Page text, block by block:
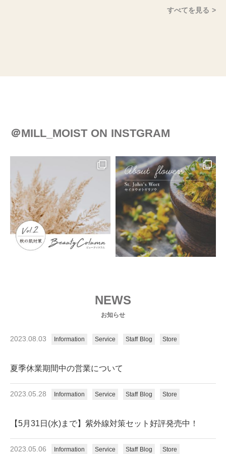
すべてを見る >
＠MILL_MOIST ON INSTGRAM
NEWS
お知らせ
2023.08.03 Information Service Staff Blog Store
夏季休業期間中の営業について
2023.05.28 Information Service Staff Blog Store
【5月31日(水)まで】紫外線対策セット好評発売中！
2023.05.06 Information Service Staff Blog Store